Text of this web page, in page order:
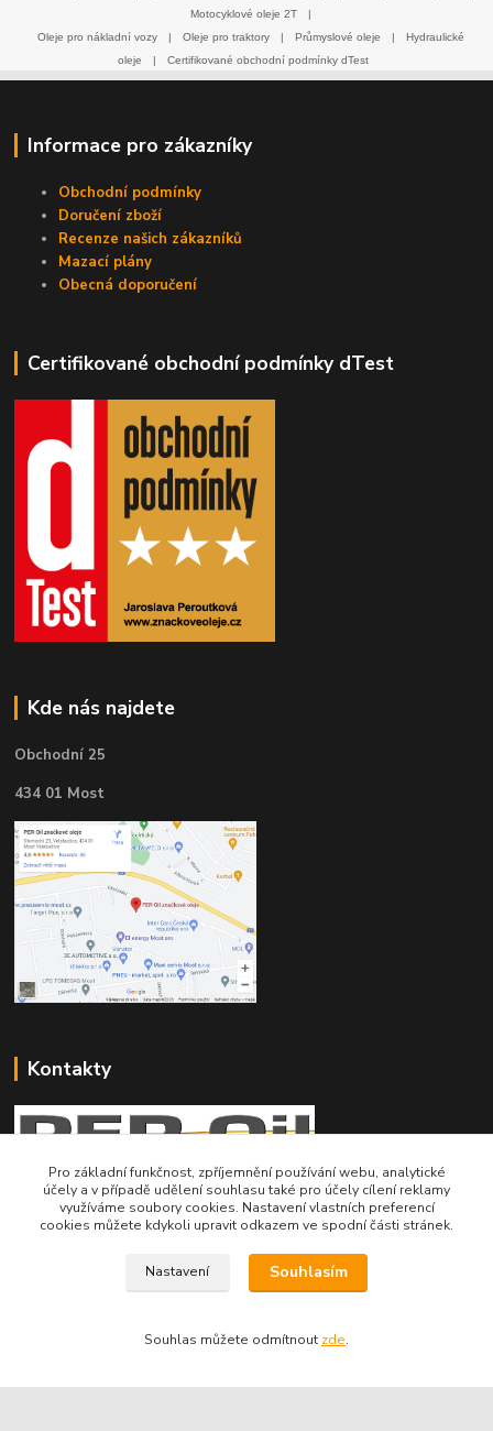
Motocyklové oleje 2T
|
Oleje pro nákladní vozy
| Oleje pro traktory | Průmyslové oleje |
Hydraulické
oleje
| Certifikované obchodní podmínky dTest
Informace pro zákazníky
Obchodní podmínky
Doručení zboží
Recenze našich zákazníků
Mazací plány
Obecná doporučení
Certifikované obchodní podmínky dTest
Kde nás najdete
Obchodní 25
434 01 Most
Kontakty
Telefon pro technické dotazy: 775 113 255
Telefon do našeho obchodu : 774 993 479
info@znackoveoleje.cz
Pro základní funkčnost, zpříjemnění používání webu, analytické
účely a v případě udělení souhlasu také pro účely cílení reklamy
využíváme soubory cookies. Nastavení vlastních preferencí
cookies můžete kdykoli upravit odkazem ve spodní části stránek.
Nastavení Souhlasím
Souhlas můžete odmítnout zde.